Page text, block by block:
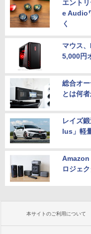
エント
e Audio
く
マウス
5,000円
総合オ
とは何者
レイズ
lus」軽
Amazon
ロジェ
本サイトのご利用について